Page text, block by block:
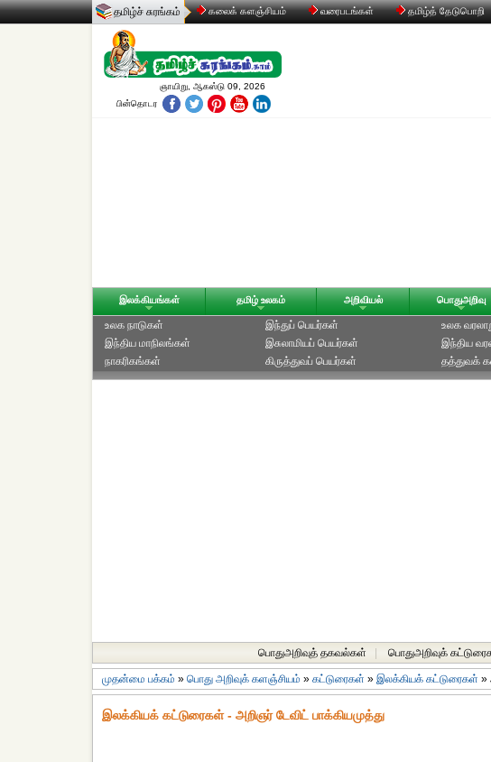
தமிழ்ச் சுரங்கம் கலைக் களஞ்சியம் வரைபடங்கள் தமிழ்த் தேடுபொறி
ஞாயிறு, ஆகஸ்டு 09, 2026
பின்தொடர
இலக்கியங்கள் தமிழ் உலகம் அறிவியல் பொதுஅறிவு
உலக நாடுகள்
இந்திய மாநிலங்கள்
நாகரிகங்கள்
இந்துப் பெயர்கள்
இசுலாமியப் பெயர்கள்
கிருத்துவப் பெயர்கள்
உலக
இந்திய
தத்துவக்
பொதுஅறிவுத் தகவல்கள் பொதுஅறிவுக்
முதன்மை பக்கம் » பொது அறிவுக் களஞ்சியம் » கட்டுரைகள் » இலக்கியக் கட்டுரைகள் »
இலக்கியக் கட்டுரைகள் - அறிஞர் டேவிட் பாக்கியமுத்து